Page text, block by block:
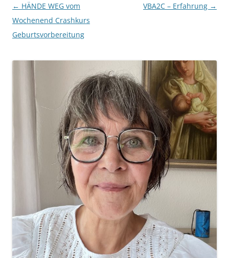
Beitragsnavigation
← HÄNDE WEG vom
Wochenend Crashkurs
Geburtsvorbereitung
VBA2C – Erfahrung →